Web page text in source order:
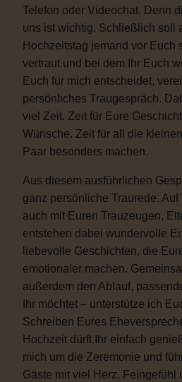
Telefon oder Videochat. Denn
uns ist wichtig. Schließlich soll
Hochzeitstag jemand vor Euch
vertraut und bei dem Ihr Euch
Euch für mich entscheidet,
persönliches Traugespräch.
viel Zeit. Zeit für Eure
Wünsche. Zeit für all die
Paar besonders machen.
Aus diesem ausführlichen
ganz persönliche Traurede.
auch mit Euren Trauzeugen,
entstehen dabei wundervolle
liebevolle Geschichten, die
emotionaler machen.
außerdem den Ablauf,
Ihr möchtet – unterstütze ich
Schreiben Eures
Hochzeit dürft Ihr einfach
mich um die Zeremonie und
Gäste mit viel Herz, Feingefühl